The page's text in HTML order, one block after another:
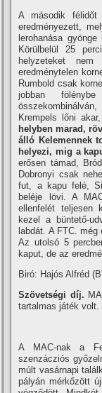
A második félidőt
eredményezett,
lerohanása
Körülbelül 25
helyzeteket
eredménytelen
Rumbold csak
jobban
Krempels lőni
helyben marad,
álló Kelemennek
helyezi, mig a
erősen támad,
Dobronyi csak
fut, a kapu felé,
beléje lövi. A
ellenfelét teljesen
kezel a büntető-
labdát. A FTC.
Az utolsó 5
kaput, de az
Biró: Hajós Alfréd
Szövetségi dí­j.
tartalmas játék
A MAC-nak a
szenzácziós
múlt vasárnapi
pályán mérkőzött